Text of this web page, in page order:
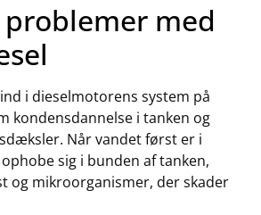
med
i dieselmotorens system på
kondensdannelse i tanken og
Når vandet først er i
sig i bunden af tanken,
og mikroorganismer, der skader